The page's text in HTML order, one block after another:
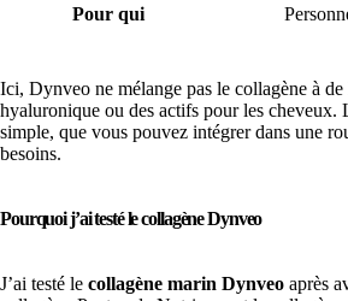
Pour qui
Ici, Dynveo ne mélange pas le collagène à
hyaluronique ou des actifs pour les cheveux.
simple, que vous pouvez intégrer dans une
besoins.
Pourquoi j’ai testé le collagène Dynveo
J’ai testé le collagène marin Dynveo après